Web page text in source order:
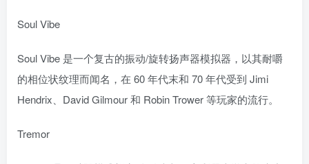
Soul Vibe
Soul Vibe 是一个复古的振动/旋转扬声器模拟器，以其耐嚼
的相位状纹理而闻名，在 60 年代末和 70 年代受到 Jimi
Hendrix、David Gilmour 和 Robin Trower 等玩家的流行。
Tremor